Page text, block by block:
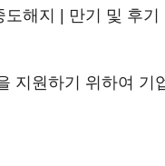
해지 | 만기 및 후
지원하기 위하여 기